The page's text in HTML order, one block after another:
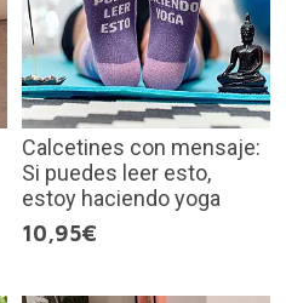
Calcetines con mensaje:
Si puedes leer esto,
estoy haciendo yoga
10,95€